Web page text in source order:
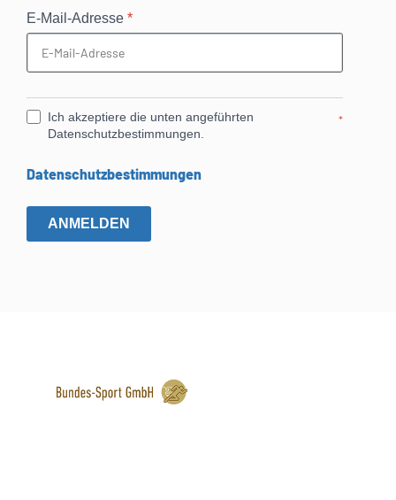
E-Mail-Adresse *
Ich akzeptiere die unten angeführten
Datenschutzbestimmungen.
*
Datenschutzbestimmungen
ANMELDEN